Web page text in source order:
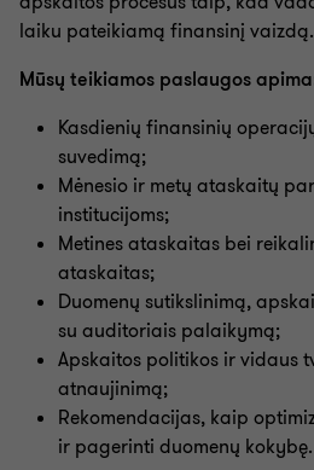
laiku pateikiamą finansinį vaizdą.
Mūsų teikiamos paslaugos
Kasdienių finansinių
suvedimą;
Mėnesio ir metų ataskaitų
institucijoms;
Metines ataskaitas bei
ataskaitas;
Duomenų sutikslinimą,
su auditoriais palaikymą;
Apskaitos politikos ir vidaus
atnaujinimą;
Rekomendacijas, kaip
ir pagerinti duomenų kokybę.